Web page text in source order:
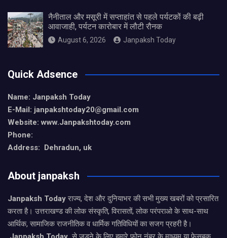
नैनीताल और मसूरी में सप्ताहांत से पहले पर्यटकों की बढ़ी
आवाजाही, पर्यटन कारोबार में लौटी रौनक
August 6, 2026 Janpaksh Today
Quick Adsence
Name: Janpaksh Today
E-Mail: janpakshtoday20@gmail.com
Website: www.Janpakshtoday.com
Phone:
Address: Dehradun, uk
About janpaksh
Janpaksh Todayराज्य, देश और दुनियाभर की सभी मुख्य खबरों को प्रसारित
करता है। उत्तराखण्ड की लोक संस्कृति, विरासतों, लोक परंपराओ के साथ-साथ
आर्थिक, सामाजिक राजनीतिक व धार्मिक गतिविधियों का सजग प्रहरी है।